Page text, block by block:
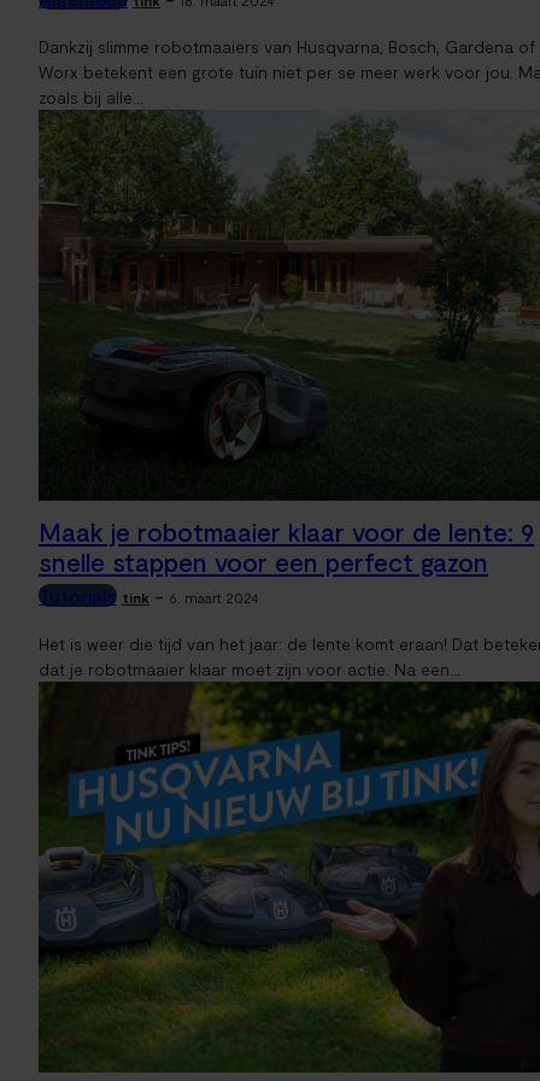
Dankzij slimme robotmaaiers van Husqvarna, Bosch, Gardena of
Worx betekent een grote tuin niet per se meer werk voor jou.
zoals bij alle...
Maak je robotmaaier klaar voor de lente: 9
snelle stappen voor een perfect gazon
Tutorials tink - 6. maart 2024
Het is weer die tijd van het jaar: de lente komt eraan! Dat
dat je robotmaaier klaar moet zijn voor actie. Na een...